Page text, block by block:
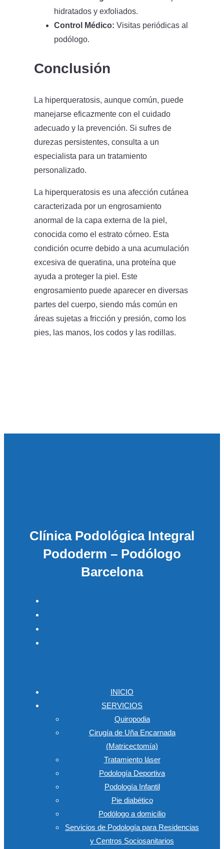
hidratados y exfoliados.
Control Médico: Visitas periódicas al
podólogo.
Conclusión
La hiperqueratosis, aunque común, puede
manejarse eficazmente con el cuidado
adecuado y la prevención. Si sufres de
durezas persistentes, consulta a un
especialista para un tratamiento
personalizado.
La hiperqueratosis es una afección cutánea
caracterizada por un engrosamiento
anormal de la capa externa de la piel,
conocida como el estrato córneo. Esta
condición ocurre debido a una acumulación
excesiva de queratina, una proteína que
ayuda a proteger la piel. Este
engrosamiento puede aparecer en diversas
partes del cuerpo, siendo más común en
áreas sujetas a fricción y presión, como los
pies, las manos, los codos y las rodillas.
Clínica Podológica Integral
Pododerm – Podólogo
Barcelona
INICIO
SERVICIOS
Quiropodia
Cirugía de Uña Encarnada
(Matricectomía)
Tratamiento láser
Podología Deportiva
Podología Infantil
Pie diabético
Podólogo a domicilio
Servicios de Podología para Residencias
y Centros Sociosanitarios